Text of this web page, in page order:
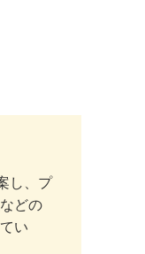
し、プ
どの
い